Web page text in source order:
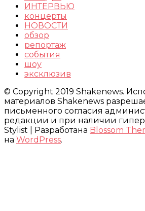
ИНТЕРВЬЮ
концерты
НОВОСТИ
обзор
репортаж
события
шоу
эксклюзив
© Copyright 2019 Shakenews.
материалов Shakenews
письменного согласия
редакции и при наличии
Stylist | Разработана Blossom
на WordPress.